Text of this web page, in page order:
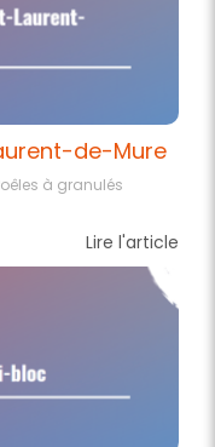
de-Mure
à granulés
Lire l'article